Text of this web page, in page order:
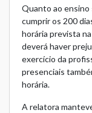
Quanto ao ensino
cumprir os 200
horária prevista
deverá haver
exercício da
presenciais
horária.
A relatora